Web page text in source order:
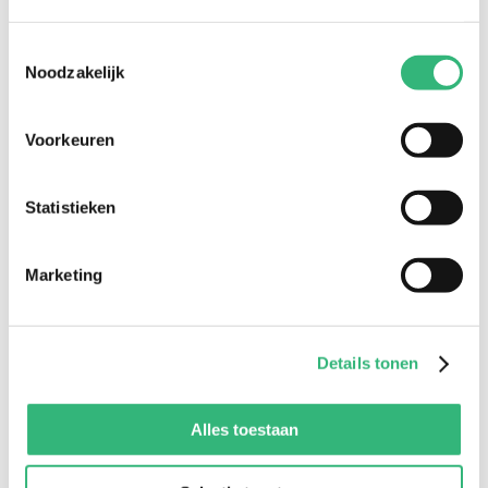
Noodzakelijk
Voorkeuren
Statistieken
Marketing
Details tonen
Alles toestaan
Meer (hypotheek)advies
nodig?